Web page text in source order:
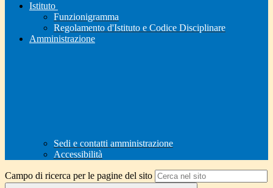
Istituto
Funzionigramma
Regolamento d'Istituto e Codice Disciplinare
Amministrazione
Sedi e contatti amministrazione
Accessibilità
Campo di ricerca per le pagine del sito